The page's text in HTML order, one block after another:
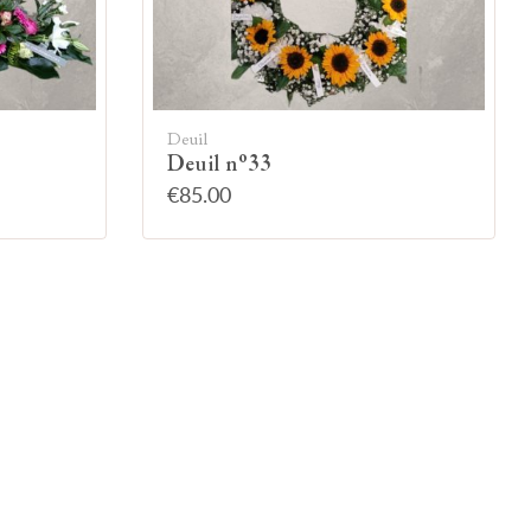
Deuil
Deuil n°33
€85.00